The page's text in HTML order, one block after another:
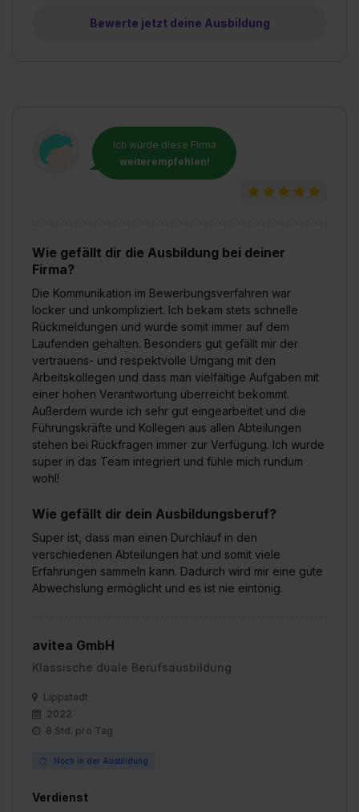
Ich würde diese Firma
weiterempfehlen!
Wie gefällt dir die Ausbildung bei deiner
Firma?
Die Kommunikation im Bewerbungsverfahren war
locker und unkompliziert. Ich bekam stets schnelle
Rückmeldungen und wurde somit immer auf dem
Laufenden gehalten. Besonders gut gefällt mir der
vertrauens- und respektvolle Umgang mit den
Arbeitskollegen und dass man vielfältige Aufgaben mit
einer hohen Verantwortung überreicht bekommt.
Außerdem wurde ich sehr gut eingearbeitet und die
Führungskräfte und Kollegen aus allen Abteilungen
stehen bei Rückfragen immer zur Verfügung. Ich wurde
super in das Team integriert und fühle mich rundum
wohl!
Wie gefällt dir dein Ausbildungsberuf?
Super ist, dass man einen Durchlauf in den
verschiedenen Abteilungen hat und somit viele
Erfahrungen sammeln kann. Dadurch wird mir eine gute
Abwechslung ermöglicht und es ist nie eintönig.
avitea GmbH
Klassische duale Berufsausbildung
Lippstadt
2022
8 Std. pro Tag
Noch in der Ausbildung
Verdienst
Bewerte jetzt deine Ausbildung